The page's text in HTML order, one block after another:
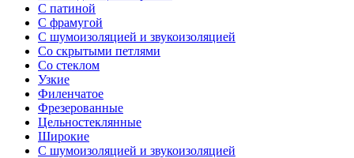
С патиной
С фрамугой
С шумоизоляцией и звукоизоляцией
Со скрытыми петлями
Со стеклом
Узкие
Филенчатое
Фрезерованные
Цельностеклянные
Широкие
С шумоизоляцией и звукоизоляцией